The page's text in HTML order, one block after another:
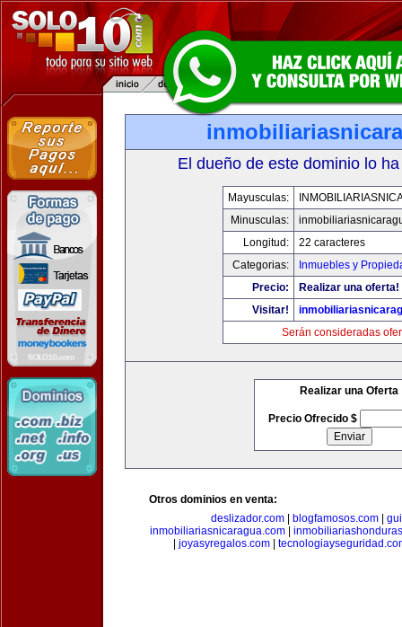
El dueño de este dominio lo
Mayusculas:
Minusculas:
Longitud:
22 caracteres
Categorias:
Inmuebles y
Precio:
Realizar una oferta!
Visitar!
Serán consideradas
Realizar una Oferta
Precio Ofrecido $
Otros dominios en venta:
deslizador.com| blogfamosos.com|
inmobiliariasnicaragua.com|
joyasyregalos.com